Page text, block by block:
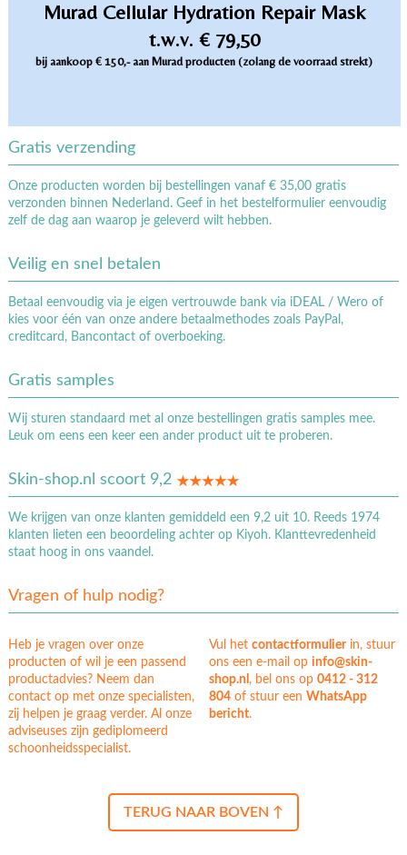
Murad Cellular Hydration Repair Mask
t.w.v. € 79,50
bij aankoop € 150,- aan Murad producten (zolang de voorraad strekt)
Gratis verzending
Onze producten worden bij bestellingen vanaf € 35,00 gratis
verzonden binnen Nederland. Geef in het bestelformulier eenvoudig
zelf de dag aan waarop je geleverd wilt hebben.
Veilig en snel betalen
Betaal eenvoudig via je eigen vertrouwde bank via iDEAL / Wero of
kies voor één van onze andere betaalmethodes zoals PayPal,
creditcard, Bancontact of overboeking.
Gratis samples
Wij sturen standaard met al onze bestellingen gratis samples mee.
Leuk om eens een keer een ander product uit te proberen.
Skin-shop.nl scoort 9,2
We krijgen van onze klanten gemiddeld een 9,2 uit 10. Reeds 1974
klanten lieten een beoordeling achter op Kiyoh. Klanttevredenheid
staat hoog in ons vaandel.
Vragen of hulp nodig?
Heb je vragen over onze
producten of wil je een passend
productadvies? Neem dan
contact op met onze specialisten,
zij helpen je graag verder. Al onze
adviseuses zijn gediplomeerd
schoonheidsspecialist.
Vul hetcontactformulierin, stuur
ons een e-mail op info@skin-
shop.nl, bel ons op0412 - 312
804 of stuur eenWhatsApp
bericht.
TERUG NAAR BOVEN ↑